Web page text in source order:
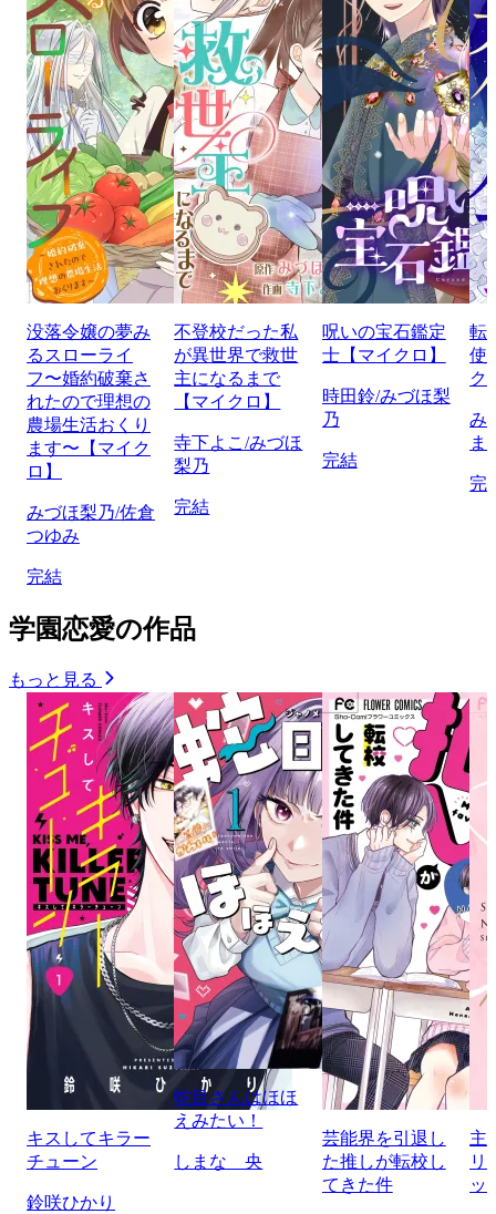
没落令嬢の夢み
るスローライ
フ〜婚約破棄さ
れたので理想の
農場生活おくり
ます〜【マイク
ロ】
みづほ梨乃/佐倉
つゆみ
完結
不登校だった私
が異世界で救世
主になるまで
【マイクロ】
寺下よこ/みづほ
梨乃
完結
呪いの宝石鑑定
士【マイクロ】
時田鈴/みづほ梨
乃
完結
転
使
ク
み
ま
完
学園恋愛の作品
もっと見る
キスしてキラー
チューン
鈴咲ひかり
蛇目さんはほほ
えみたい！
しまな 央
芸能界を引退し
た推しが転校し
てきた件
主
リ
ッ